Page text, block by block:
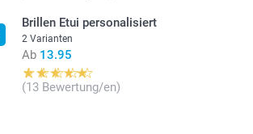
Brillen Etui personalisiert
2 Varianten
Ab 13.95
(13 Bewertung/en)